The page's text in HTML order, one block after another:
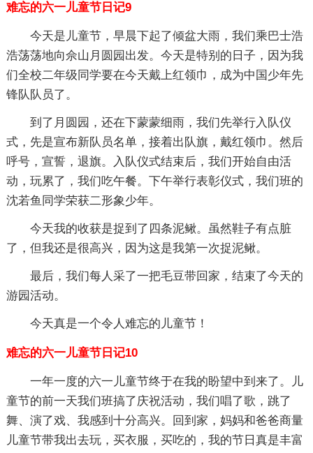
难忘的六一儿童节日记9
今天是儿童节，早晨下起了倾盆大雨，我们乘巴士浩
浩荡荡地向佘山月圆园出发。今天是特别的日子，因为我
们全校二年级同学要在今天戴上红领巾，成为中国少年先
锋队队员了。
到了月圆园，还在下蒙蒙细雨，我们先举行入队仪
式，先是宣布新队员名单，接着出队旗，戴红领巾。然后
呼号，宣誓，退旗。入队仪式结束后，我们开始自由活
动，玩累了，我们吃午餐。下午举行表彰仪式，我们班的
沈若鱼同学荣获二形象少年。
今天我的收获是捉到了四条泥鳅。虽然鞋子有点脏
了，但我还是很高兴，因为这是我第一次捉泥鳅。
最后，我们每人采了一把毛豆带回家，结束了今天的
游园活动。
今天真是一个令人难忘的儿童节！
难忘的六一儿童节日记10
一年一度的六一儿童节终于在我的盼望中到来了。儿
童节的前一天我们班搞了庆祝活动，我们唱了歌，跳了
舞、演了戏、我感到十分高兴。回到家，妈妈和爸爸商量
儿童节带我出去玩，买衣服，买吃的，我的节日真是丰富